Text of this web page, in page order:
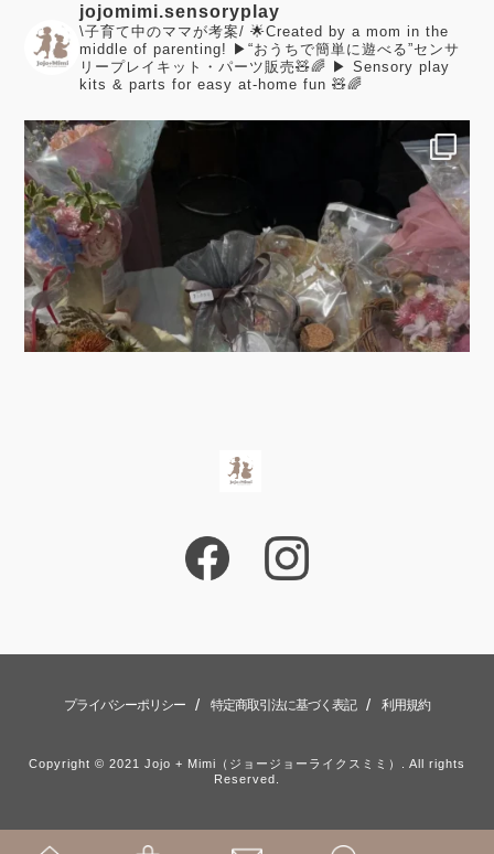
jojomimi.sensoryplay
\子育て中のママが考案/ 🌟Created by a mom in the
middle of parenting! ▶︎“おうちで簡単に遊べる”センサ
リープレイキット・パーツ販売🧸🌈 ▶︎ Sensory play
kits & parts for easy at-home fun 🧸🌈
プライバシーポリシー / 特定商取引法に基づく表記 / 利用規約
Copyright © 2021 Jojo + Mimi（ジョージョーライクスミミ）. All rights
Reserved.